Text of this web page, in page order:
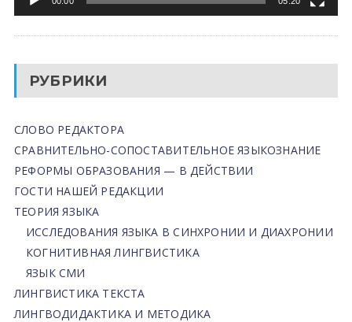
РУБРИКИ
СЛОВО РЕДАКТОРА
СРАВНИТЕЛЬНО-СОПОСТАВИТЕЛЬНОЕ ЯЗЫКОЗНАНИЕ
РЕФОРМЫ ОБРАЗОВАНИЯ — В ДЕЙСТВИИ
ГОСТИ НАШЕЙ РЕДАКЦИИ
ТЕОРИЯ ЯЗЫКА
ИССЛЕДОВАНИЯ ЯЗЫКА В СИНХРОНИИ И ДИАХРОНИИ
КОГНИТИВНАЯ ЛИНГВИСТИКА
ЯЗЫК СМИ
ЛИНГВИСТИКА ТЕКСТА
ЛИНГВОДИДАКТИКА И МЕТОДИКА